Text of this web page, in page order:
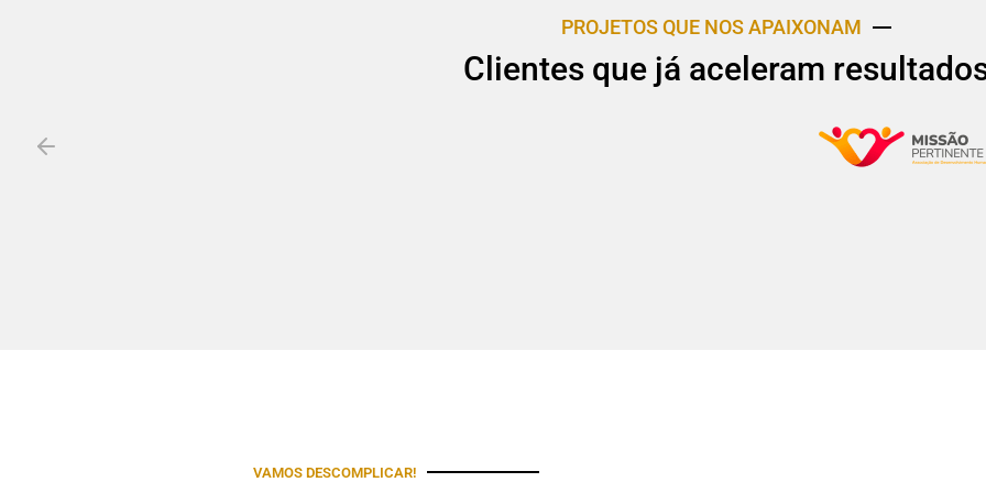
PROJETOS QUE NOS APAIXONAM
Clientes que já aceleram
VAMOS DESCOMPLICAR!